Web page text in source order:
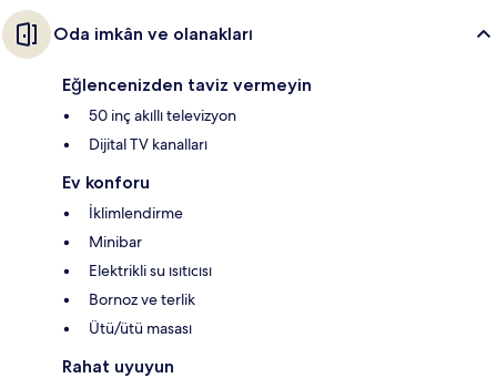
Oda imkân ve olanakları
Eğlencenizden taviz vermeyin
50 inç akıllı televizyon
Dijital TV kanalları
Ev konforu
İklimlendirme
Minibar
Elektrikli su ısıtıcısı
Bornoz ve terlik
Ütü/ütü masası
Rahat uyuyun